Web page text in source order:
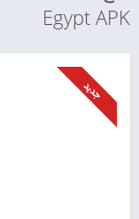
Egypt APK
جديد